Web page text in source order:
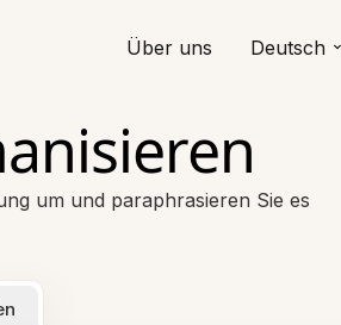
Über uns Deutsch
um und paraphrasieren Sie es